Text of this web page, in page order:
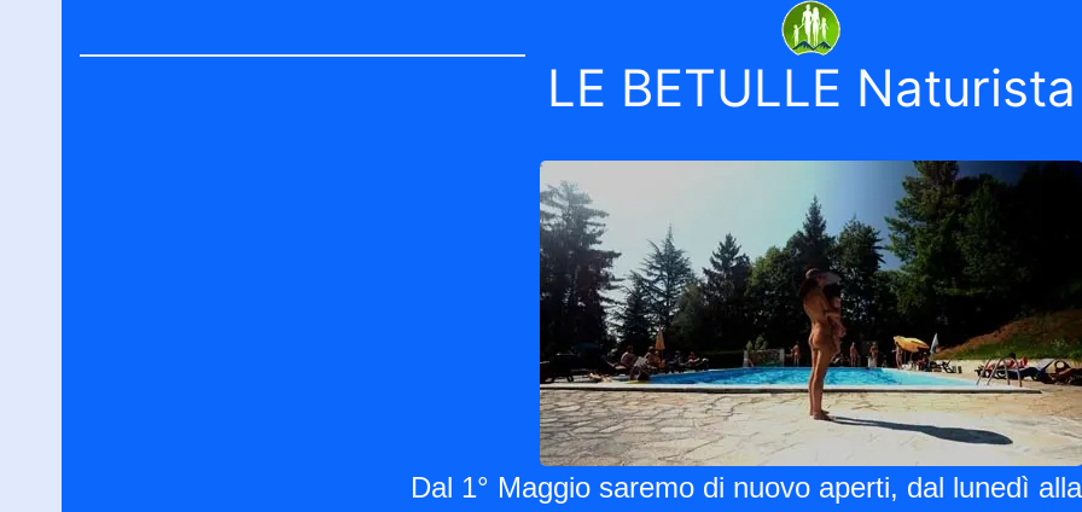
LE BETULLE Naturista
Dal 1° Maggio saremo di nuovo aperti, dal lunedì